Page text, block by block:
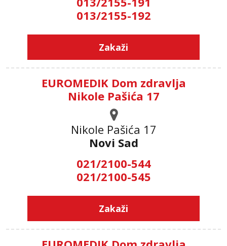
013/2155-192
Zakaži
EUROMEDIK Dom zdravlja
Nikole Pašića 17
Nikole Pašića 17
Novi Sad
021/2100-544
021/2100-545
Zakaži